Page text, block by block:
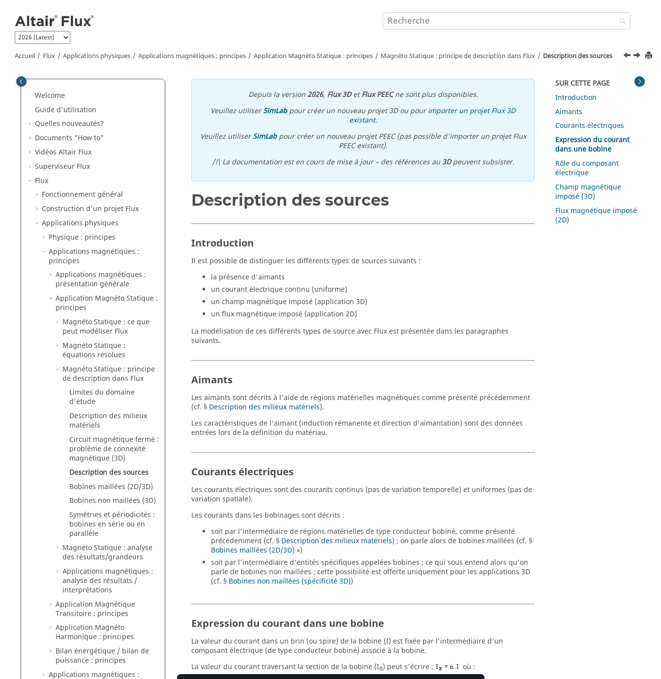
Accueil Flux Applications physiques Applications magnétiques : principes Application Magnéto Statique : principes Magnéto Statique : principe de description dans Flux Description des sources
Welcome
Guide d'utilisation
Quelles nouveautés?
Documents "How to"
Vidéos Altair Flux
Superviseur Flux
Flux
Fonctionnement général
Construction d'un projet Flux
Applications physiques
Physique : principes
Applications magnétiques :
principes
Applications magnétiques :
présentation générale
Application Magnéto Statique :
principes
Magnéto Statique : ce que
peut modéliser Flux
Magnéto Statique :
équations résolues
Magnéto Statique : principe
de description dans Flux
Limites du domaine
d'étude
Description des milieux
matériels
Circuit magnétique fermé :
problème de connexité
magnétique (3D)
Description des sources
Bobines maillées (2D/3D)
Bobines non maillées (3D)
Symétries et périodicités :
bobines en série ou en
parallèle
Magnéto Statique : analyse
des résultats/grandeurs
Applications magnétiques :
analyse des résultats /
interprétations
Application Magnétique
Transitoire : principes
Application Magnéto
Harmonique : principes
Bilan énergétique / bilan de
puissance : principes
Applications magnétiques :
Depuis la version2026, Flux 3DetFlux PEECne sont plus disponibles.
Veuillez utiliserSimLabpour créer un nouveau projet 3D ou pourimporter un projet Flux 3D
existant.
Veuillez utiliserSimLabpour créer un nouveau projet PEEC (pas possible d'importer un projet Flux
PEEC existant).
/!\ La documentation est en cours de mise à jour – des références au3Dpeuvent subsister.
Description des sources
Introduction
Il est possible de distinguer les différents types de sources suivants :
la présence d'aimants
un courant électrique continu (uniforme)
un champ magnétique imposé (application 3D)
un flux magnétique imposé (application 2D)
La modélisation de ces différents types de source avec Flux est présentée dans les paragraphes
suivants.
Aimants
Les aimants sont décrits à l'aide de régions matérielles magnétiques comme présenté précédemment
(cf. § Description des milieux matériels).
Les caractéristiques de l'aimant (induction rémanente et direction d'aimantation) sont des données
entrées lors de la définition du matériau.
Courants électriques
Les courants électriques sont des courants continus (pas de variation temporelle) et uniformes (pas de
variation spatiale).
Les courants dans les bobinages sont décrits :
soit par l'intermédiaire de régions matérielles de type conducteur bobiné, comme présenté
précédemment (cf. § Description des milieux matériels) ; on parle alors de bobines maillées (cf. §
Bobines maillées (2D/3D) »)
soit par l'intermédiaire d'entités spécifiques appelées bobines ; ce qui sous entend alors qu'on
parle de bobines non maillées ; cette possibilité est offerte uniquement pour les applications 3D
(cf. § Bobines non maillées (spécificité 3D))
Expression du courant dans une bobine
La valeur du courant dans un brin (ou spire) de la bobine (I) est fixée par l'intermédiaire d'un
composant électrique (de type conducteur bobiné) associé à la bobine.
La valeur du courant traversant la section de la bobine (IB) peut s'écrire :
où :
SUR CETTE PAGE
Introduction
Aimants
Courants électriques
Expression du courant
dans une bobine
Rôle du composant
électrique
Champ magnétique
imposé (3D)
Flux magnétique imposé
(2D)